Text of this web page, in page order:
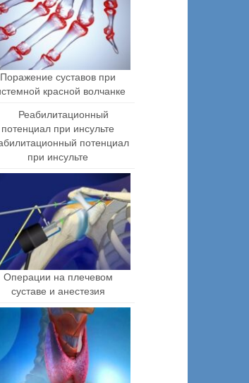
Поражение суставов при
красной волчанке
потенциал
при инсульте
Операции на плечевом
суставе и анестезия